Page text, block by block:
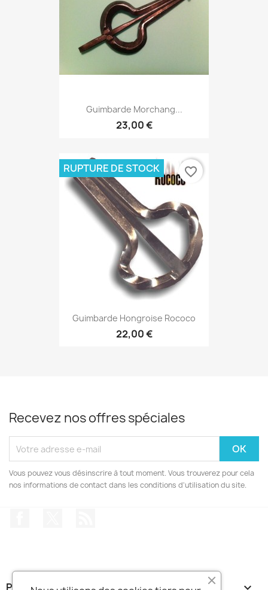
Guimbarde Morchang...
23,00 €
Guimbarde Hongroise Rococo
22,00 €
RUPTURE DE STOCK favorite_border
Recevez nos offres spéciales
Vous pouvez vous désinscrire à tout moment. Vous trouverez pour cela
nos informations de contact dans les conditions d'utilisation du site.
PRODUITS